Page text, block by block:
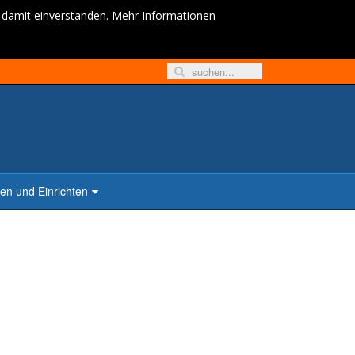
einverstanden. Mehr Informationen
und Einrichten